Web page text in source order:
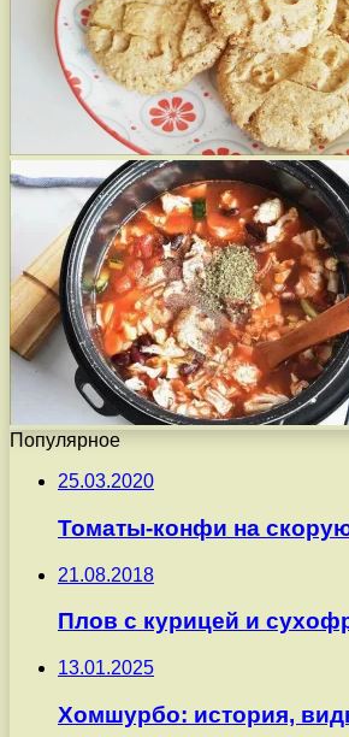
Популярное
25.03.2020
Томаты-конфи на
21.08.2018
Плов с курицей и
13.01.2025
Хомшурбо: история,